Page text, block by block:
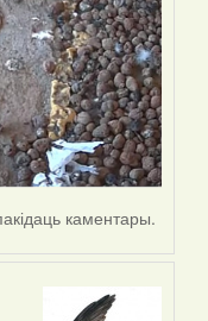
каментары.